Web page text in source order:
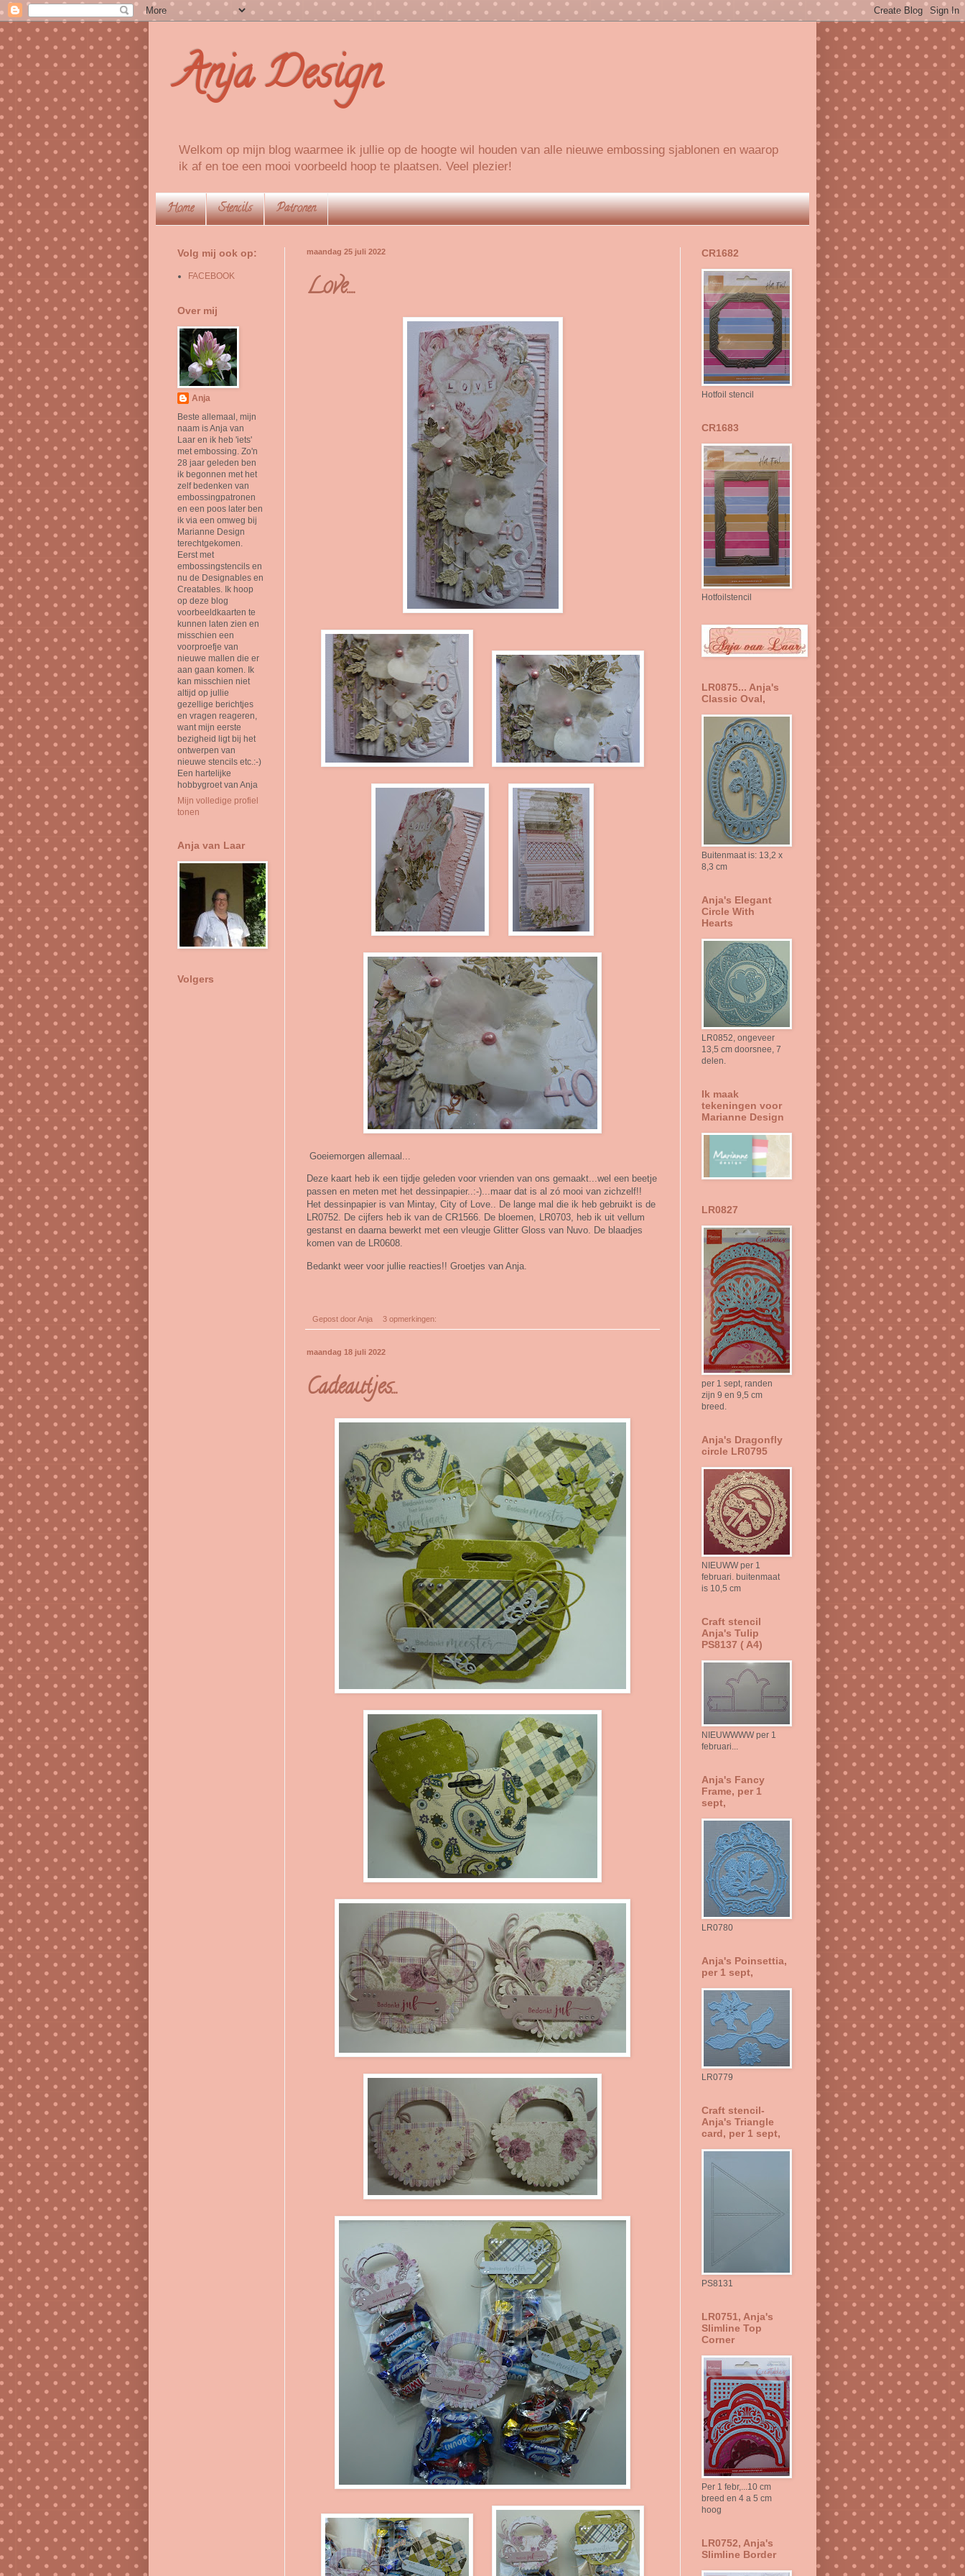
Anja Design
Welkom op mijn blog waarmee ik jullie op de hoogte wil houden van alle nieuwe embossing sjablonen en waarop
ik af en toe een mooi voorbeeld hoop te plaatsen. Veel plezier!
Home Stencils Patronen
maandag 25 juli 2022
Love....
Goeiemorgen allemaal...
Deze kaart heb ik een tijdje geleden voor vrienden van ons gemaakt...wel een beetje
passen en meten met het dessinpapier..:-)...maar dat is al zó mooi van zichzelf!!
Het dessinpapier is van Mintay, City of Love.. De lange mal die ik heb gebruikt is de
LR0752. De cijfers heb ik van de CR1566. De bloemen, LR0703, heb ik uit vellum
gestanst en daarna bewerkt met een vleugje Glitter Gloss van Nuvo. De blaadjes
komen van de LR0608.
Bedankt weer voor jullie reacties!! Groetjes van Anja.
Gepost doorAnja 3 opmerkingen:
maandag 18 juli 2022
Cadeautjes...
Volg mij ook op:
FACEBOOK
Over mij
Anja
Beste allemaal, mijn
naam is Anja van
Laar en ik heb 'iets'
met embossing. Zo'n
28 jaar geleden ben
ik begonnen met het
zelf bedenken van
embossingpatronen
en een poos later ben
ik via een omweg bij
Marianne Design
terechtgekomen.
Eerst met
embossingstencils en
nu de Designables en
Creatables. Ik hoop
op deze blog
voorbeeldkaarten te
kunnen laten zien en
misschien een
voorproefje van
nieuwe mallen die er
aan gaan komen. Ik
kan misschien niet
altijd op jullie
gezellige berichtjes
en vragen reageren,
want mijn eerste
bezigheid ligt bij het
ontwerpen van
nieuwe stencils etc.:-)
Een hartelijke
hobbygroet van Anja
Mijn volledige profiel
tonen
Anja van Laar
Volgers
CR1682
Hotfoil stencil
CR1683
Hotfoilstencil
LR0875... Anja's
Classic Oval,
Buitenmaat is: 13,2 x
8,3 cm
Anja's Elegant
Circle With
Hearts
LR0852, ongeveer
13,5 cm doorsnee, 7
delen.
Ik maak
tekeningen voor
Marianne Design
LR0827
per 1 sept, randen
zijn 9 en 9,5 cm
breed.
Anja's Dragonfly
circle LR0795
NIEUWW per 1
februari. buitenmaat
is 10,5 cm
Craft stencil
Anja's Tulip
PS8137 ( A4)
NIEUWWWW per 1
februari...
Anja's Fancy
Frame, per 1
sept,
LR0780
Anja's Poinsettia,
per 1 sept,
LR0779
Craft stencil-
Anja's Triangle
card, per 1 sept,
PS8131
LR0751, Anja's
Slimline Top
Corner
Per 1 febr,...10 cm
breed en 4 a 5 cm
hoog
LR0752, Anja's
Slimline Border